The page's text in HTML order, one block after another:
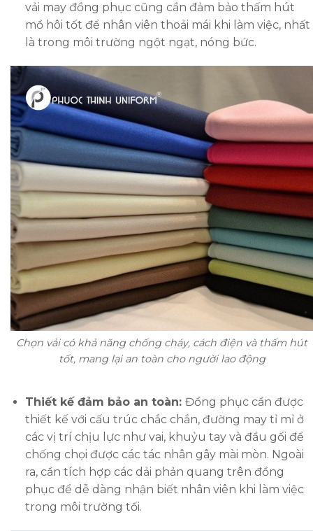
vải may đồng phục cũng cần đảm bảo thấm hút
mồ hôi tốt để nhân viên thoải mái khi làm việc, nhất
là trong môi trường ngột ngạt, nóng bức.
Chọn vải có khả năng chống cháy, cách điện và thấm hút
tốt, mang lại an toàn cho người lao động
Thiết kế đảm bảo an toàn: Đồng phục cần được
thiết kế với cấu trúc chắc chắn, đường may tỉ mỉ ở
các vị trí chịu lực như vai, khuỷu tay và đầu gối để
chống chọi được các tác nhân gây mài mòn. Ngoài
ra, cần tích hợp các dải phản quang trên đồng
phục để dễ dàng nhận biết nhân viên khi làm việc
trong môi trường tối.